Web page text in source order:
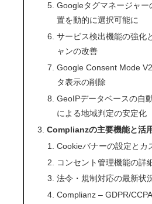
Googleタグマネージャー
置を動的に選択可能に
サービス検出機能の強化
ャンの改善
Google Consent Mode
タ表示の削除
GeoIPデータベースの自
による地域判定の安定化
Complianzの主要機能と活
Cookieバナーの設定とカ
コンセント管理機能の詳
法令・規制対応の最新状
Complianz – GDPR/